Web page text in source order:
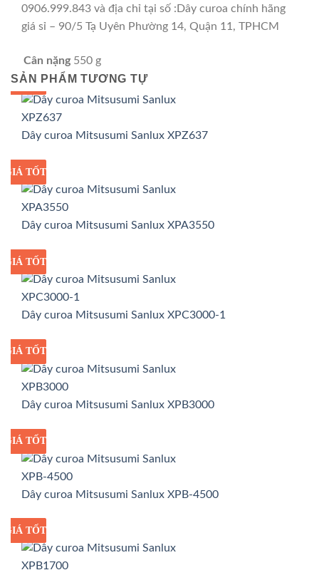
0906.999.843 và địa chỉ tại số :Dây curoa chính hãng
giá sỉ – 90/5 Tạ Uyên Phường 14, Quận 11, TPHCM
Cân nặng 550 g
SẢN PHẨM TƯƠNG TỰ
GIÁ SỈ
GIÁ TỐT
Dây curoa Mitsusumi Sanlux XPZ637
GIÁ SỈ
GIÁ TỐT
Dây curoa Mitsusumi Sanlux XPA3550
GIÁ SỈ
GIÁ TỐT
Dây curoa Mitsusumi Sanlux XPC3000-1
GIÁ SỈ
GIÁ TỐT
Dây curoa Mitsusumi Sanlux XPB3000
GIÁ SỈ
GIÁ TỐT
Dây curoa Mitsusumi Sanlux XPB-4500
GIÁ SỈ
GIÁ TỐT